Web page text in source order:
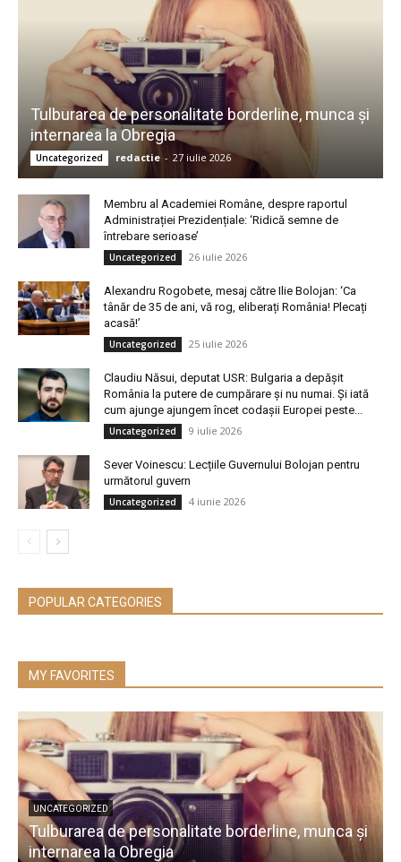
Tulburarea de personalitate borderline, munca și
internarea la Obregia
Uncategorized redactie - 27 iulie 2026
Membru al Academiei Române, despre raportul
Administrației Prezidențiale: ‘Ridică semne de
întrebare serioase’
Uncategorized 26 iulie 2026
Alexandru Rogobete, mesaj către Ilie Bolojan: ‘Ca
tânăr de 35 de ani, vă rog, eliberați România! Plecați
acasă!’
Uncategorized 25 iulie 2026
Claudiu Năsui, deputat USR: Bulgaria a depășit
România la putere de cumpărare și nu numai. Și iată
cum ajunge ajungem încet codașii Europei peste...
Uncategorized 9 iulie 2026
Sever Voinescu: Lecțiile Guvernului Bolojan pentru
următorul guvern
Uncategorized 4 iunie 2026
POPULAR CATEGORIES
MY FAVORITES
UNCATEGORIZED
Tulburarea de personalitate borderline, munca și
internarea la Obregia